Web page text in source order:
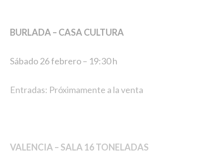
BURLADA – CASA CULTURA
Sábado 26 febrero – 19:30 h
Entradas: Próximamente a la venta
VALENCIA – SALA 16 TONELADAS